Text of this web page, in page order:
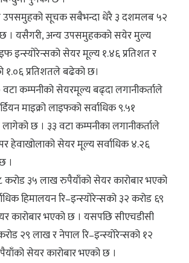
उपसमुहको सूचक सबैभन्दा धेरै ३ दशमलब ५२
। यसैगरी, अन्य उपसमुहकको सयेर मुल्य
इन्स्योरेन्सको सेयर मूल्य १.४६ प्रतिशत र
१.०६ प्रतिशतले बढेको छ।
कम्पनीको सेयरमूल्य बढ्दा लगानीकर्ताले
माइक्रो लाइफको सर्वाधिक ९.५१
छ । ३३ वटा कम्पनीका लगानीकर्ताले
हेवाखोलाको सेयर मूल्य सर्वाधिक ४.२६
।
करोड ३५ लाख रुपैयाँको सेयर कारोबार भएको
हिमालयन रि–इन्स्योरेन्सको ३२ करोड ६९
कारोबार भएको छ । यसपछि सीएचडीसी
२९ लाख र नेपाल रि–इन्स्योरेन्सको १२
सेयर कारोबार भएको छ ।